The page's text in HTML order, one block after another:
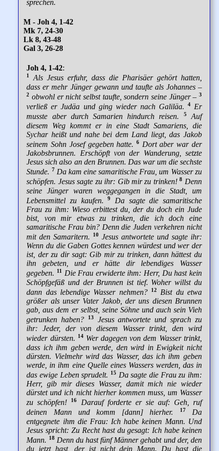
sprechen.
M - Joh 4, 1-42
Mk 7, 24-30
Lk 8, 43-48
Gal 3, 26-28
Joh 4, 1-42:
1
Als Jesus erfuhr, dass die Pharisäer gehört hatten,
dass er mehr Jünger gewann und taufte als Johannes –
2 obwohl er nicht selbst taufte, sondern seine Jünger – 3
verließ er Judäa und ging wieder nach Galiläa. 4
Er
musste aber durch Samarien hindurch reisen.
5
Auf
diesem Weg kommt er in eine Stadt Samariens, die
Sychar heißt und nahe bei dem Land liegt, das Jakob
seinem Sohn Josef gegeben hatte. 6 Dort aber war der
Jakobsbrunnen. Erschöpft von der Wanderung, setzte
Jesus sich also an den Brunnen. Das war um die sechste
Stunde. 7 Da kam eine samaritische Frau, um Wasser zu
schöpfen. Jesus sagte zu ihr: Gib mir zu trinken!8 Denn
seine Jünger waren weggegangen in die Stadt, um
Lebensmittel zu kaufen.9
Da sagte die samaritische
Frau zu ihm: Wieso erbittest du, der du doch ein Jude
bist, von mir etwas zu trinken, die ich doch eine
samaritische Frau bin? Denn die Juden verkehren nicht
mit den Samaritern.
10 Jesus antwortete und sagte ihr:
Wenn du die Gaben Gottes kennen würdest und wer der
ist, der zu dir sagt: Gib mir zu trinken, dann hättest du
ihn gebeten, und er hätte dir lebendiges Wasser
gegeben. 11
Die Frau erwiderte ihm: Herr, Du hast kein
Schöpfgefäß und der Brunnen ist tief. Woher willst du
dann das lebendige Wasser nehmen?
12
Bist du etwa
größer als unser Vater Jakob, der uns diesen Brunnen
gab, aus dem er selbst, seine Söhne und auch sein Vieh
getrunken haben?
13
Jesus antwortete und sprach zu
ihr: Jeder, der von diesem Wasser trinkt, den wird
wieder dürsten. 14 Wer dagegen von dem Wasser trinkt,
dass ich ihm geben werde, den wird in Ewigkeit nicht
dürsten. Vielmehr wird das Wasser, das ich ihm geben
werde, in ihm eine Quelle eines Wassers werden, das in
das ewige Leben sprudelt. 15 Da sagte die Frau zu ihm:
Herr, gib mir dieses Wasser, damit mich nie wieder
dürstet und ich nicht hierher kommen muss, um Wasser
zu schöpfen!
16
Darauf forderte er sie auf: Geh, ruf
deinen Mann und komm [dann] hierher.
17
Da
entgegnete ihm die Frau: Ich habe keinen Mann. Und
Jesus spricht: Zu Recht hast du gesagt: Ich habe keinen
Mann. 18 Denn du hast fünf Männer gehabt und der, den
du jetzt hast, der ist nicht dein Mann. Du hast die